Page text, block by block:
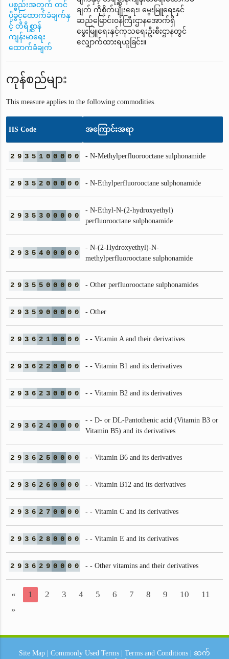
ပစ္စည်းအတွက် တင်
ပို့ခွင့်ထောက်ခံချက်နှ
င့် တိရိစ္ဆာန်
ကျန်းမာရေး
ထောက်ခံချက်
ချက် ကိုစိုက်ပျိုးရေး၊ မွေးမြူရေးနှင်
ဆည်မြောင်း၀န်ကြီးဌာနအောက်ရှိ
မွေးမြူရေးနှင့်ကုသရေးဦးစီးဌာနတွင်
လျှောက်ထားရယူခြင်း။
ကုန်စည်များ
This measure applies to the following commodities.
HS Code အကြောင်းအရာ
2 9 3 5 1 0 0 0 0 0 - N-Methylperfluorooctane sulphonamide
2 9 3 5 2 0 0 0 0 0 - N-Ethylperfluorooctane sulphonamide
2 9 3 5 3 0 0 0 0 0
- N-Ethyl-N-(2-hydroxyethyl)
perfluorooctane sulphonamide
2 9 3 5 4 0 0 0 0 0
- N-(2-Hydroxyethyl)-N-
methylperfluorooctane sulphonamide
2 9 3 5 5 0 0 0 0 0 - Other perfluorooctane sulphonamides
2 9 3 5 9 0 0 0 0 0 - Other
2 9 3 6 2 1 0 0 0 0 - - Vitamin A and their derivatives
2 9 3 6 2 2 0 0 0 0 - - Vitamin B1 and its derivatives
2 9 3 6 2 3 0 0 0 0 - - Vitamin B2 and its derivatives
2 9 3 6 2 4 0 0 0 0
- - D- or DL-Pantothenic acid (Vitamin B3 or
Vitamin B5) and its derivatives
2 9 3 6 2 5 0 0 0 0 - - Vitamin B6 and its derivatives
2 9 3 6 2 6 0 0 0 0 - - Vitamin B12 and its derivatives
2 9 3 6 2 7 0 0 0 0 - - Vitamin C and its derivatives
2 9 3 6 2 8 0 0 0 0 - - Vitamin E and its derivatives
2 9 3 6 2 9 0 0 0 0 - - Other vitamins and their derivatives
« 1 2 3 4 5 6 7 8 9 10
11
»
Site Map Commonly Used Terms Terms and Conditions ဆက်